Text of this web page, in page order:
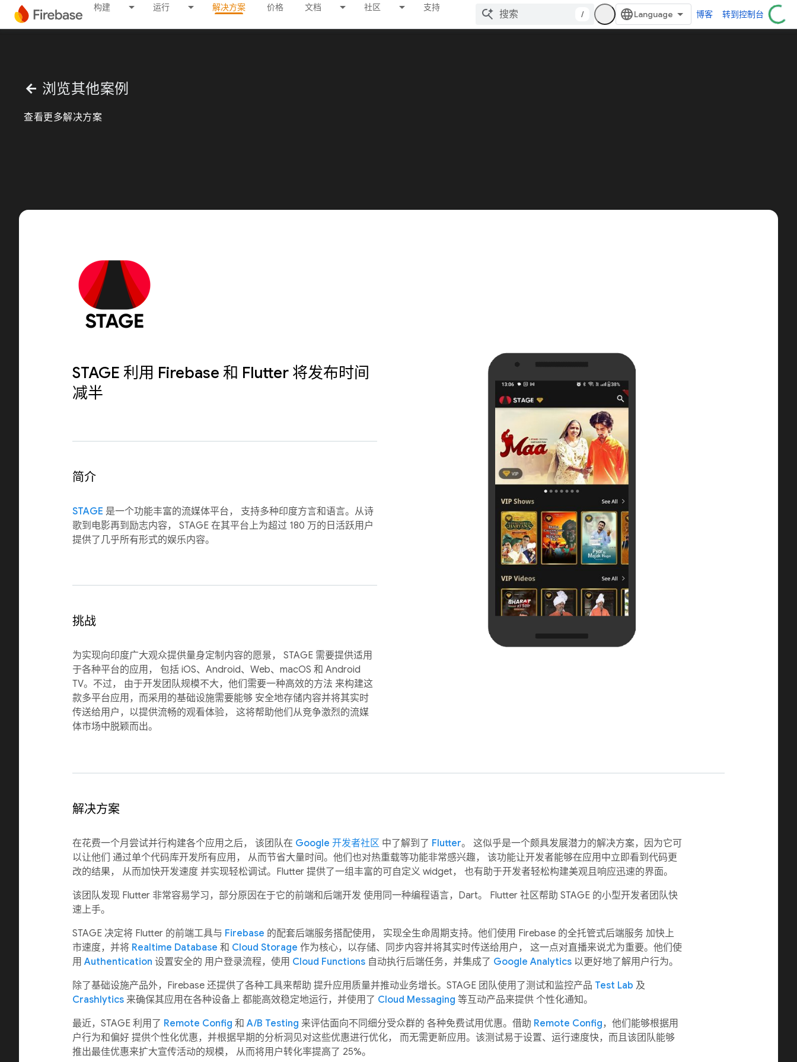
构建 运行 解决方案 价格 文档 社区 支持
/ 博客 转到控制台
arrow_back 浏览其他案例
查看更多解决方案
STAGE 利用 Firebase 和 Flutter 将发布时间
减半
简介
STAGE 是一个功能丰富的流媒体平台， 支持多种印度方言和语言。从诗
歌到电影再到励志内容， STAGE 在其平台上为超过 180 万的日活跃用户
提供了几乎所有形式的娱乐内容。
挑战
为实现向印度广大观众提供量身定制内容的愿景， STAGE 需要提供适用
于各种平台的应用， 包括 iOS、Android、Web、macOS 和 Android
TV。不过， 由于开发团队规模不大，他们需要一种高效的方法 来构建这
款多平台应用，而采用的基础设施需要能够 安全地存储内容并将其实时
传送给用户，以提供流畅的观看体验， 这将帮助他们从竞争激烈的流媒
体市场中脱颖而出。
解决方案
在花费一个月尝试并行构建各个应用之后， 该团队在 Google 开发者社区 中了解到了 Flutter。 这似乎是一个颇具发展潜力的解决方案，因为它可
以让他们 通过单个代码库开发所有应用， 从而节省大量时间。他们也对热重载等功能非常感兴趣， 该功能让开发者能够在应用中立即看到代码更
改的结果， 从而加快开发速度 并实现轻松调试。Flutter 提供了一组丰富的可自定义 widget， 也有助于开发者轻松构建美观且响应迅速的界面。
该团队发现 Flutter 非常容易学习，部分原因在于它的前端和后端开发 使用同一种编程语言，Dart。 Flutter 社区帮助 STAGE 的小型开发者团队快
速上手。
STAGE 决定将 Flutter 的前端工具与 Firebase 的配套后端服务搭配使用， 实现全生命周期支持。他们使用 Firebase 的全托管式后端服务 加快上
市速度，并将 Realtime Database 和 Cloud Storage 作为核心，以存储、同步内容并将其实时传送给用户， 这一点对直播来说尤为重要。他们使
用 Authentication 设置安全的 用户登录流程，使用 Cloud Functions 自动执行后端任务，并集成了 Google Analytics 以更好地了解用户行为。
除了基础设施产品外，Firebase 还提供了各种工具来帮助 提升应用质量并推动业务增长。STAGE 团队使用了测试和监控产品 Test Lab 及
Crashlytics 来确保其应用在各种设备上 都能高效稳定地运行，并使用了 Cloud Messaging 等互动产品来提供 个性化通知。
最近，STAGE 利用了 Remote Config 和 A/B Testing 来评估面向不同细分受众群的 各种免费试用优惠。借助 Remote Config，他们能够根据用
户行为和偏好 提供个性化优惠，并根据早期的分析洞见对这些优惠进行优化， 而无需更新应用。该测试易于设置、运行速度快，而且该团队能够
推出最佳优惠来扩大宣传活动的规模， 从而将用户转化率提高了 25%。